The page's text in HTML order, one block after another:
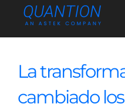
La
cambiado